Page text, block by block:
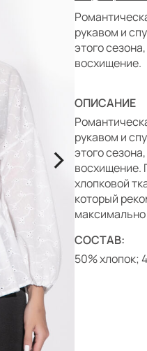
>
рукавом и
этого
восхищение.
ОПИСАНИЕ
рукавом и
этого
восхищение.
хлопковой
который
максимально
СОСТАВ:
50% хлопок;